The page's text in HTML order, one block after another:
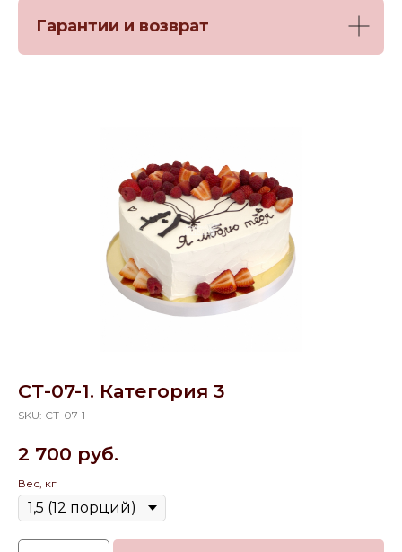
Гарантии и возврат
СТ-07-1. Категория 3
SKU: СТ-07-1
2 700 руб.
Вес, кг